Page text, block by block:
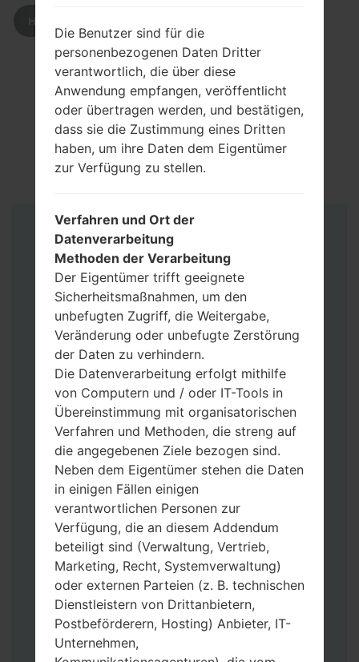
Anleitung
Laden Sie auf Ihren PC:
Version herunter.
Dann laden Sie die Firmware-Datei
herunter und entpacken Sie sie.
Sie brauchen 1(wählen Sie hier 1 Firmware-
Datei aus) oder 5 (wählen Sie 5 Firmware-
Dateien aus) Firmware-Dateien:
AP: „System & Recovery“
CP: „Modem & Radio“
Die Benutzer sind für die
personenbezogenen Daten Dritter
verantwortlich, die über diese
Anwendung empfangen, veröffentlicht
oder übertragen werden, und bestätigen,
dass sie die Zustimmung eines Dritten
haben, um ihre Daten dem Eigentümer
zur Verfügung zu stellen.
Verfahren und Ort der
Datenverarbeitung
Methoden der Verarbeitung
Der Eigentümer trifft geeignete
Sicherheitsmaßnahmen, um den
unbefugten Zugriff, die Weitergabe,
Veränderung oder unbefugte Zerstörung
der Daten zu verhindern.
Die Datenverarbeitung erfolgt mithilfe
von Computern und / oder IT-Tools in
Übereinstimmung mit organisatorischen
Verfahren und Methoden, die streng auf
die angegebenen Ziele bezogen sind.
Neben dem Eigentümer stehen die Daten
in einigen Fällen einigen
verantwortlichen Personen zur
Verfügung, die an diesem Addendum
beteiligt sind (Verwaltung, Vertrieb,
Marketing, Recht, Systemverwaltung)
oder externen Parteien (z. B. technischen
Dienstleistern von Drittanbietern,
Postbeförderern, Hosting) Anbieter, IT-
Unternehmen,